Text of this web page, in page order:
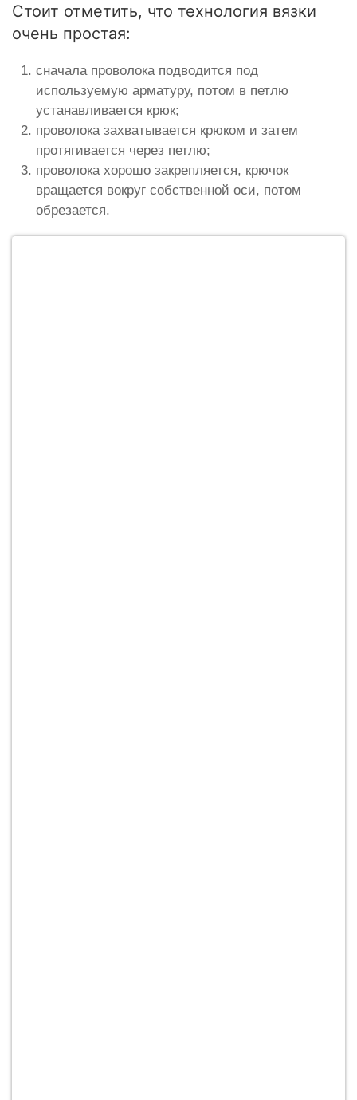
Стоит отметить, что технология вязки
очень простая:
сначала проволока подводится под
используемую арматуру, потом в петлю
устанавливается крюк;
проволока захватывается крюком и затем
протягивается через петлю;
проволока хорошо закрепляется, крючок
вращается вокруг собственной оси, потом
обрезается.